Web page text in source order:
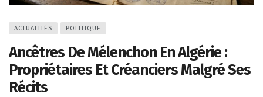
ACTUALITÉS POLITIQUE
Ancêtres De Mélenchon En Algérie :
Propriétaires Et Créanciers Malgré Ses
Récits